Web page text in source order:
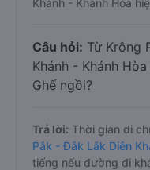
Khánh - Khánh Hòa
Câu hỏi: Từ Krông
Khánh - Khánh
Ghế ngồi?
Trả lời: Thời gian di
Pắk - Đắk Lắk Diên
tiếng nếu đường đi